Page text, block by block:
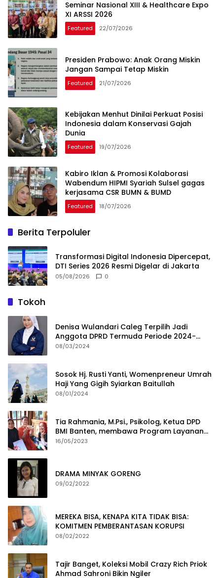
Seminar Nasional XIII & Healthcare Expo
XI ARSSI 2026
Featured 22/07/2026
Presiden Prabowo: Anak Orang Miskin
Jangan Sampai Tetap Miskin
Featured 21/07/2026
Kebijakan Menhut Dinilai Perkuat Posisi
Indonesia dalam Konservasi Gajah
Dunia
Featured 19/07/2026
Kabiro Iklan & Promosi Kolaborasi
Wabendum HIPMI Syariah Sulsel gagas
kerjasama CSR BUMN & BUMD
Featured 18/07/2026
Berita Terpoluler
Transformasi Digital Indonesia Dipercepat,
DTI Series 2026 Resmi Digelar di Jakarta
05/08/2026 0
Tokoh
Denisa Wulandari Caleg Terpilih Jadi
Anggota DPRD Termuda Periode 2024-
2029
08/03/2024
Sosok Hj. Rusti Yanti, Womenpreneur Umrah
Haji Yang Gigih Syiarkan Baitullah
08/01/2024
Tia Rahmania, M.Psi., Psikolog, Ketua DPD
BMI Banten, membawa Program Layanan
Pembuatan Dokumen Kependudukan
16/05/2023
DRAMA MINYAK GORENG
09/02/2022
MEREKA BISA, KENAPA KITA TIDAK BISA:
KOMITMEN PEMBERANTASAN KORUPSI
08/02/2022
Tajir Banget, Koleksi Mobil Crazy Rich Priok
Ahmad Sahroni Bikin Ngiler